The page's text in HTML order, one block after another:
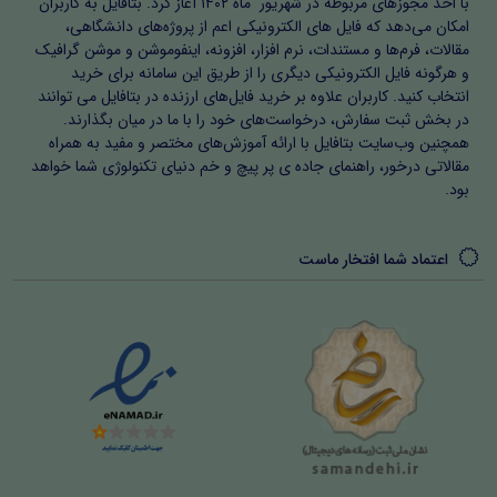
بازخورد دانش‌آموزان و خودارزیابی معلم یا پژوهشگر ارائه شده
است. این بخش اهمیت می‌دهد که اقدام پژوهی یک فرآیند
زنده و مستمر است و صرفاً یک گزارش نیست. دانشجویان
آموزش و پرورش و فرهنگیان با استفاده از این روش می‌توانند
پیشرفت دانش‌آموزان را مشاهده کنند و بر اساس آن
بازنگری‌ها و اصلاحات لازم را انجام دهند.
اهمیت و سبک اقدام پژوهی
تمامی روش‌ها و سبک‌های ارائه شده بر اساس اصول اقدام
پژوهی طراحی شده است. استفاده از تدریس فعال، بازی‌محور،
ابزار کمک‌آموزشی، فناوری آموزشی و مشارکت والدین، امکان
یادگیری عمیق و مؤثر را فراهم می‌کند. دسته‌بندی فصل‌ها و
زیرعنوان‌ها مسیر منطقی پژوهش را نشان می‌دهد و معلمان و
دانشجویان فرهنگیان می‌توانند آن را به راحتی در کلاس‌های
امکان می‌دهد که فایل های الکترونیکی اعم از پروژه‌های دانشگاهی،
مقالات، فرم‌ها و مستندات، نرم افزار، افزونه، اینفوموشن و موشن گرافیک
و هرگونه فایل الکترونیکی دیگری را از طریق این سامانه برای خرید
انتخاب کنید. کاربران علاوه بر خرید فایل‌های ارزنده در بتافایل می توانند
در بخش ثبت سفارش، درخواست‌های خود را با ما در میان بگذارند.
همچنین وب‌سایت بتافایل با ارائه آموزش‌های مختصر و مفید به همراه
مقالاتی درخور، راهنمای جاده ی پر پیچ و خم دنیای تکنولوژی شما خواهد
بود.
اعتماد شما افتخار ماست